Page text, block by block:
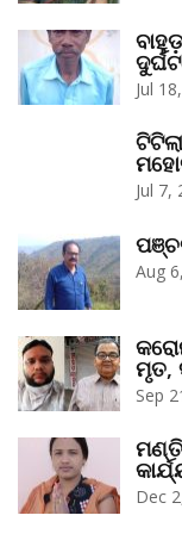
Jul
Jul 7,
Aug
ମୃତ,
Sep
Dec